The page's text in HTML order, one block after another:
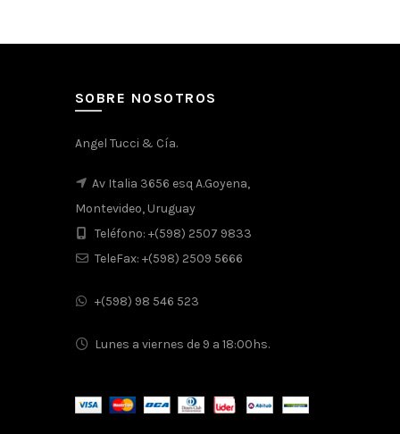
SOBRE NOSOTROS
Angel Tucci & Cía.
Av Italia 3656 esq A.Goyena,
Montevideo, Uruguay
Teléfono: +(598) 2507 9833
TeleFax: +(598) 2509 5666
+(598) 98 546 523
Lunes a viernes de 9 a 18:00hs.